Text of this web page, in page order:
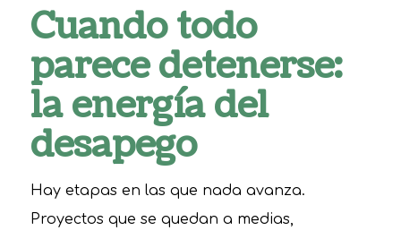
Cuando todo
parece detenerse:
la energía del
desapego
Hay etapas en las que nada avanza.
Proyectos que se quedan a medias,